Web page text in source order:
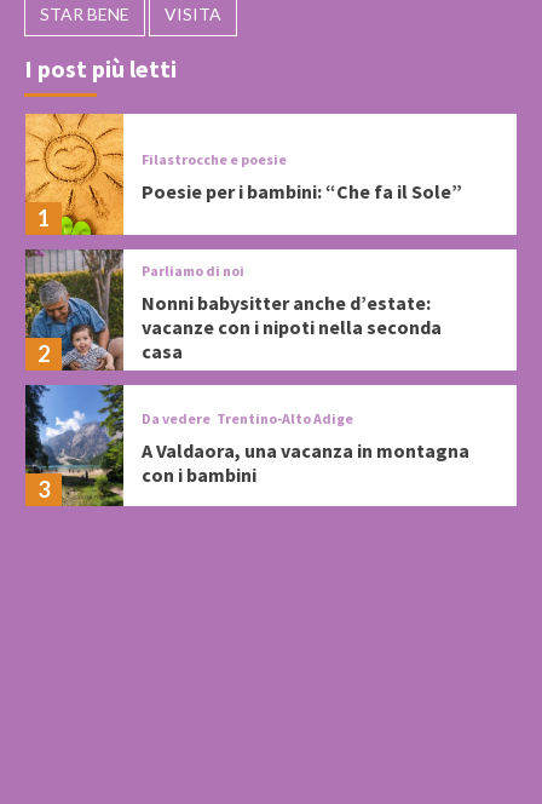
STAR BENE VISITA
I post più letti
1
Filastrocche e poesie
Poesie per i bambini: “Che fa il Sole”
2
Parliamo di noi
Nonni babysitter anche d’estate:
vacanze con i nipoti nella seconda
casa
3
Da vedere Trentino-Alto Adige
A Valdaora, una vacanza in montagna
con i bambini